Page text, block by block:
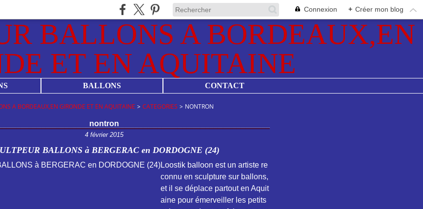
Connexion + Créer mon blog
BALLONS CONTACT
A BORDEAUX,EN GIRONDE ET EN AQUITAINE > CATEGORIES > NONTRON
nontron
4 février 2015
BALLONS à BERGERAC en DORDOGNE (24)
Loostik balloon est un artiste re
connu en sculpture sur ballons,
et il se déplace partout en Aquit
aine pour émerveiller les petits